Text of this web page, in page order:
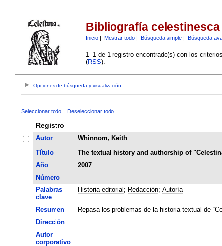
Bibliografía celestinesca
Inicio| Mostrar todo| Búsqueda simple| Búsqueda
1–1 de 1 registro encontrado(s) con los
(RSS):
Opciones de búsqueda y visualización
Seleccionar todo Deseleccionar todo
Registro
Autor
Whinnom, Keith
Título
The textual history and authorship of
Año
2007
Número
Palabras
clave
Historia editorial ; Redacción; Autoría
Resumen
Repasa los problemas de la historia textual de
Dirección
Autor
corporativo